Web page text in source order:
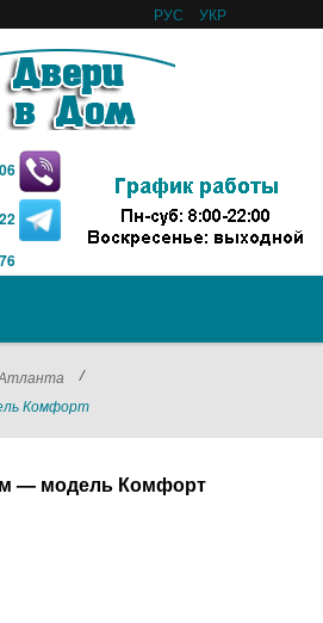
РУС УКР
/
Комфорт
— модель Комфорт